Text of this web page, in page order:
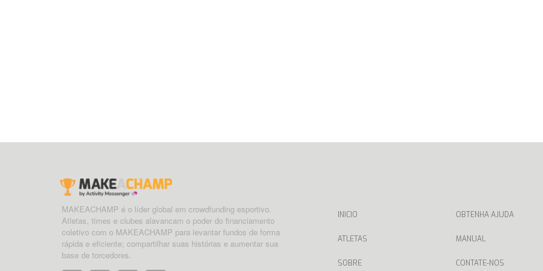
MAKEACHAMP é o líder global em crowdfunding esportivo.
Atletas, times e clubes alavancam o poder do financiamento
coletivo com o MAKEACHAMP para levantar fundos de forma
rápida e eficiente; compartilhar suas histórias e aumentar sua
base de torcedores.
INICIO
ATLETAS
SOBRE
OBTENHA AJUDA
MANUAL
CONTATE-NOS